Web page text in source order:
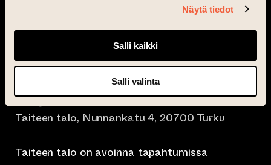
Näytä tiedot
Salli kaikki
Salli valinta
info@taiteentalo.fi
Taiteen talo, Nunnankatu 4, 20700 Turku
Taiteen talo on avoinna tapahtumissa